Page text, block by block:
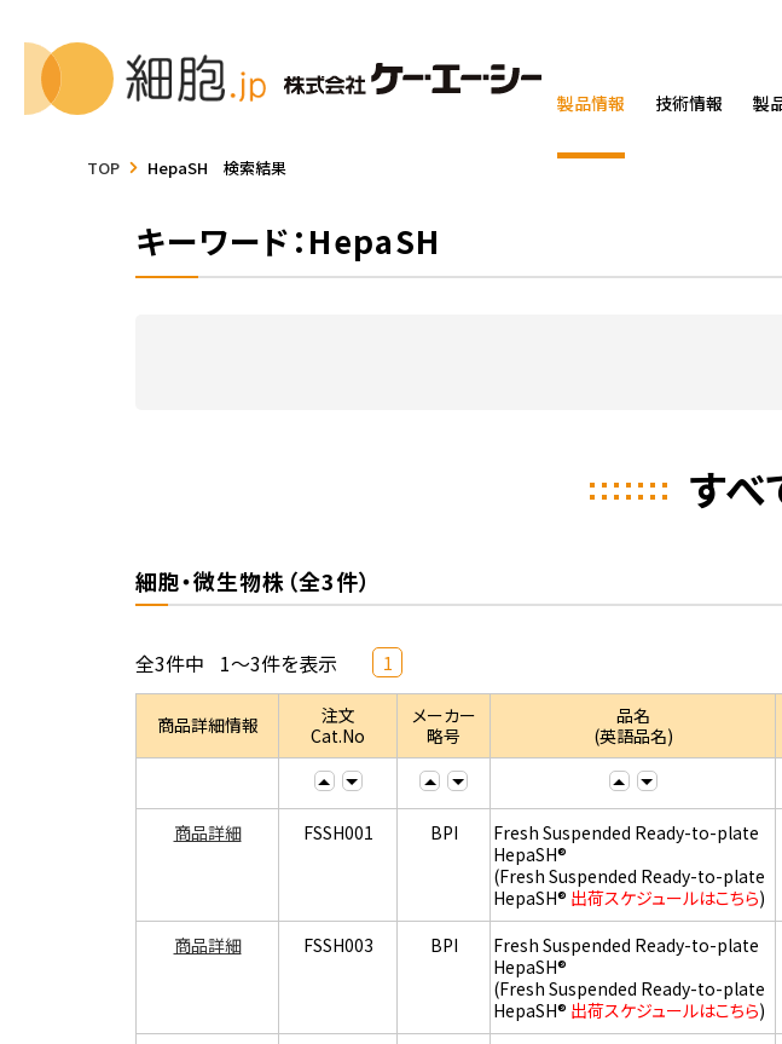
製品情報 技術情報 製
TOP HepaSH 検索結果
キーワード：HepaSH
す
細胞・微生物株（全3件）
全3件中 1～3件を表示 1
商品詳細情報
注文
Cat.No
メーカー
略号
品名
(英語品名)
商品詳細 FSSH001 BPI
Fresh Suspended Ready-to-plate
HepaSH®
(Fresh Suspended Ready-to-plate
HepaSH® 出荷スケジュールはこちら)
商品詳細 FSSH003 BPI
Fresh Suspended Ready-to-plate
HepaSH®
(Fresh Suspended Ready-to-plate
HepaSH® 出荷スケジュールはこちら)